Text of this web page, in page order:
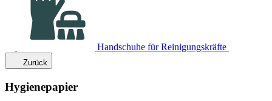
Handschuhe für Reinigungskräfte
Zurück
Hygienepapier